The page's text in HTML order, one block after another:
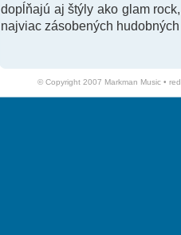
dopĺňajú aj štýly ako glam
najviac zásobených
© Copyright 2007 Markman Music •